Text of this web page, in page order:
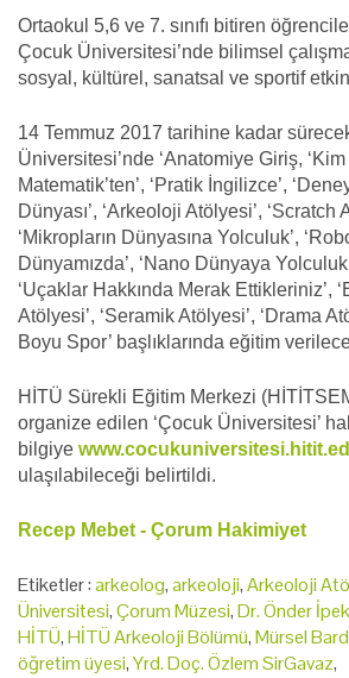
Ortaokul 5,6 ve 7. sınıfı bitiren
Çocuk Üniversitesi’nde bilimsel
sosyal, kültürel, sanatsal ve sportif
14 Temmuz 2017 tarihine kadar
Üniversitesi’nde ‘Anatomiye Giriş,
Matematik’ten’, ‘Pratik İngilizce’,
Dünyası’, ‘Arkeoloji Atölyesi’, ‘Scratch
‘Mikropların Dünyasına Yolculuk’,
Dünyamızda’, ‘Nano Dünyaya
‘Uçaklar Hakkında Merak Ettikleriniz’,
Atölyesi’, ‘Seramik Atölyesi’, ‘Drama
Boyu Spor’ başlıklarında eğitim
HİTÜ Sürekli Eğitim Merkezi
organize edilen ‘Çocuk Üniversitesi’
bilgiye
ulaşılabileceği belirtildi.
Recep Mebet - Çorum Hakimiyet
Etiketler :arkeolog,arkeoloji,Arkeoloji
Üniversitesi,Çorum Müzesi,Dr. Önder İpek
HİTÜ,HİTÜ Arkeoloji Bölümü,Mürsel
öğretim üyesi,Yrd. Doç. Özlem SirGavaz,